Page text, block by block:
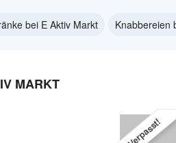
bei E Aktiv Markt Knabbereien
MARKT
Verpasst!